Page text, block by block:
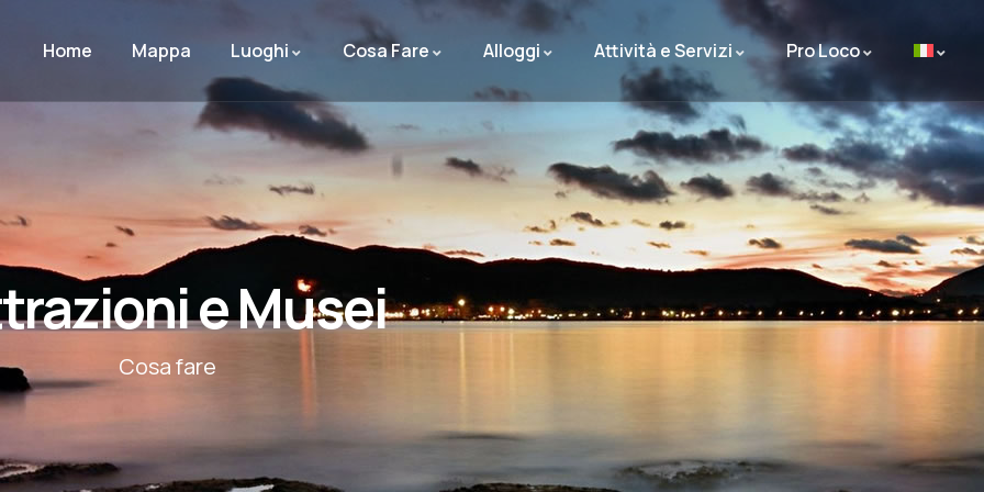
Home Mappa Luoghi Cosa Fare Alloggi Attività e Servizi Pro Loco
e Musei
Cosa fare